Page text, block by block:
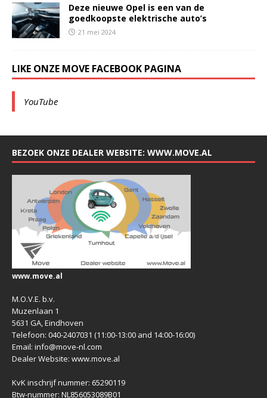
Deze nieuwe Opel is een van de
goedkoopste elektrische auto’s
21 mei 2024
LIKE ONZE MOVE FACEBOOK PAGINA
YouTube
BEZOEK ONZE DEALER WEBSITE: WWW.MOVE.AL
www.move.al
M.O.V.E. b.v.
Muzenlaan 1
5631 GA, Eindhoven
Telefoon: 040-2407031 (11:00-13:00 and 14:00-16:00)
Email: info@move-nl.com
Dealer Website: www.move.al
KvK inschrijf nummer: 65290119
Btw-nummer: NL856053089B01